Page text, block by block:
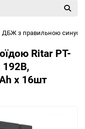
ДБЖ з правильною
Ritar PT-
192В,
х 16шт